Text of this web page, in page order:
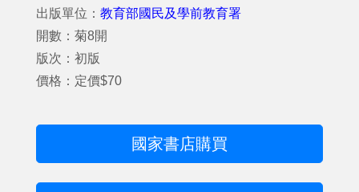
出版單位： 教育部國民及學前教育署
開數：菊8開
版次：初版
價格：定價$70
國家書店購買